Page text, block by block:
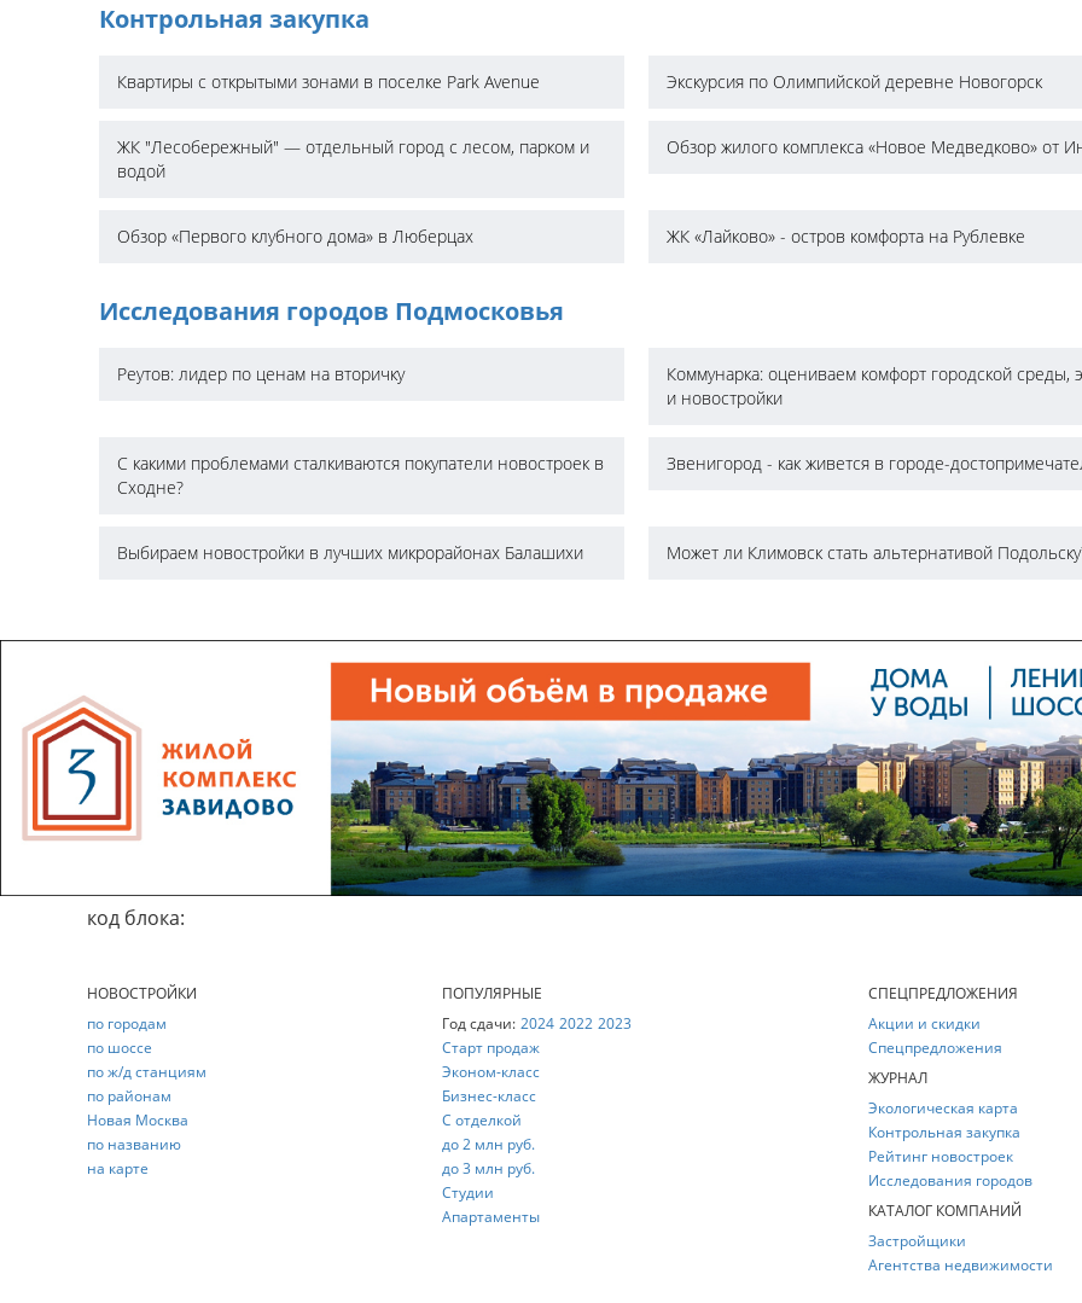
Контрольная закупка
Квартиры с открытыми зонами в поселке Park Avenue Экскурсия по Олимпийской деревне Новогорск
ЖК "Лесобережный" — отдельный город с лесом, парком и
водой
Обзор жилого комплекса «Новое Медведково» от
Обзор «Первого клубного дома» в Люберцах ЖК «Лайково» - остров комфорта на Рублевке
Исследования городов Подмосковья
Реутов: лидер по ценам на вторичку
Коммунарка: оцениваем комфорт городской среды,
и новостройки
С какими проблемами сталкиваются покупатели новостроек в
Сходне?
Звенигород - как живется в городе-
Выбираем новостройки в лучших микрорайонах Балашихи Может ли Климовск стать альтернативой
код блока:
НОВОСТРОЙКИ
по городам
по шоссе
по ж/д станциям
по районам
Новая Москва
по названию
на карте
ПОПУЛЯРНЫЕ
Год сдачи: 2024 2022 2023
Старт продаж
Эконом-класс
Бизнес-класс
С отделкой
до 2 млн руб.
до 3 млн руб.
Студии
Апартаменты
СПЕЦПРЕДЛОЖЕНИЯ
Акции и скидки
Спецпредложения
ЖУРНАЛ
Экологическая карта
Контрольная закупка
Рейтинг новостроек
Исследования городов
КАТАЛОГ КОМПАНИЙ
Застройщики
Агентства недвижимости